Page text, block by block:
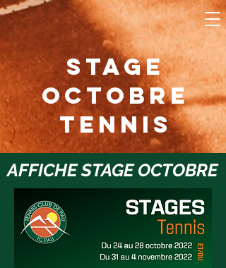
STAGE
OCTOBRE
TENNIS
AFFICHE STAGE OCTOBRE